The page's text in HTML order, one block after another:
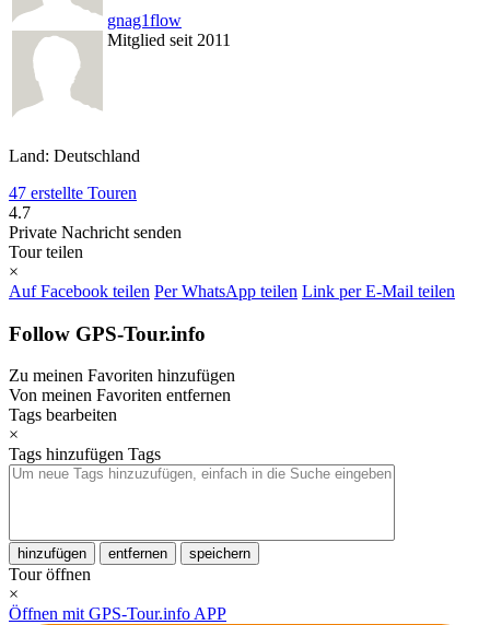
gnag1flow
Mitglied seit 2011
Land: Deutschland
47 erstellte Touren
4.7
Private Nachricht senden
Tour teilen
×
Auf Facebook teilen Per WhatsApp teilen Link per E-Mail teilen
Follow GPS-Tour.info
Zu meinen Favoriten hinzufügen
Von meinen Favoriten entfernen
Tags bearbeiten
×
Tags hinzufügen Tags
hinzufügen entfernen speichern
Tour öffnen
×
Öffnen mit GPS-Tour.info APP